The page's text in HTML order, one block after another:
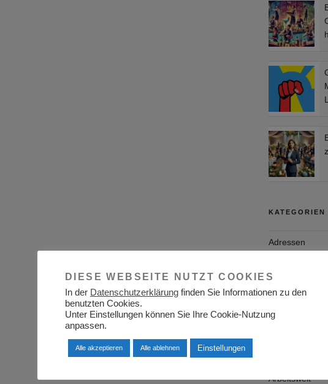
KATEGORIEN
Adressen
Allgemein
Arbeitswelt
DIESE WEBSEITE NUTZT COOKIES
In der Datenschutzerklärung finden Sie Informationen zu den
benutzten Cookies.
Unter Einstellungen können Sie Ihre Cookie-Nutzung
anpassen.
Alle akzeptieren Alle ablehnen Einstellungen